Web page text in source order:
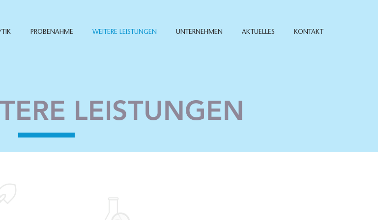
PROBENAHME WEITERE LEISTUNGEN UNTERNEHMEN AKTUELLES KONTAKT
LEISTUNGEN